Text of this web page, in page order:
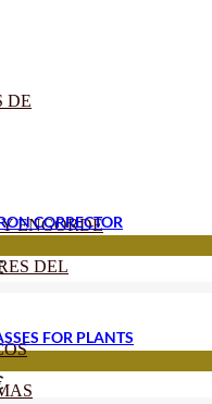
DE
ENGORDE
DEL
CORRECTOR
Price
through
62.90€
FOR PLANTS
Price